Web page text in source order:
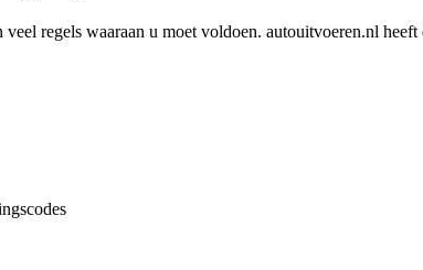
regels waaraan u moet voldoen. autouitvoeren.nl